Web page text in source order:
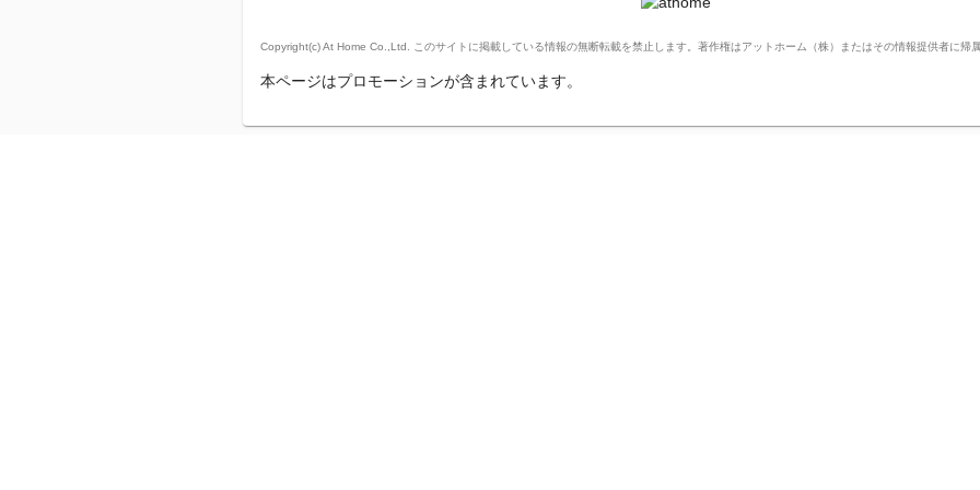
Copyright(c) At Home Co.,Ltd. このサイトに掲載している情報の無断転載を禁止します。著作権はアットホーム（株）またはその情報提供者に帰属
本ページはプロモーションが含まれています。